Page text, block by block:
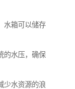
水箱可以储存
的水压，确保
少水资源的浪